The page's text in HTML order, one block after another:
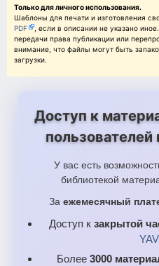
Только для личного использования.
Шаблоны для печати и изготовления
PDF
, если в описании не указано
передачи права публикации или
внимание, что файлы могут быть
загрузки.
Доступ к
У вас есть
библиотекой
За ежемесячный
Доступ к закрытой
Более 3000